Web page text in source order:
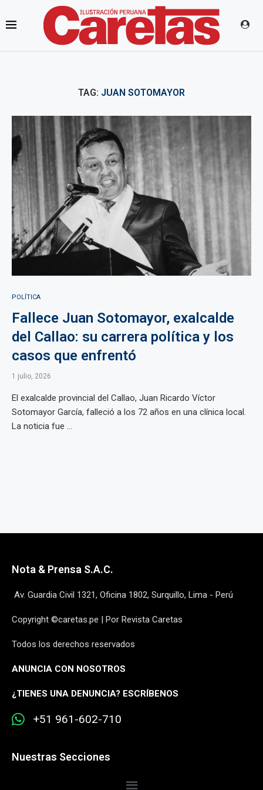
TAG: JUAN SOTOMAYOR
POLÍTICA
Fallece Juan Sotomayor, exalcalde
del Callao: su carrera política y los
casos que enfrentó
1 julio, 2026
El exalcalde provincial del Callao, Juan Ricardo Víctor
Sotomayor García, falleció a los 72 años en una clínica local.
La noticia fue ...
Nota & Prensa S.A.C.
Av. Guardia Civil 1321, Oficina 1802, Surquillo, Lima - Perú
Copyright ©caretas.pe | Por Revista Caretas
Todos los derechos reservados
ANUNCIA CON NOSOTROS
¿TIENES UNA DENUNCIA? ESCRÍBENOS
+51 961-602-710
Nuestras Secciones